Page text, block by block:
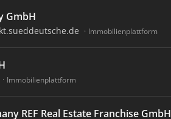
GmbH
Immobilienplattform
Immobilienplattform
REF Real Estate Franchise GmbH